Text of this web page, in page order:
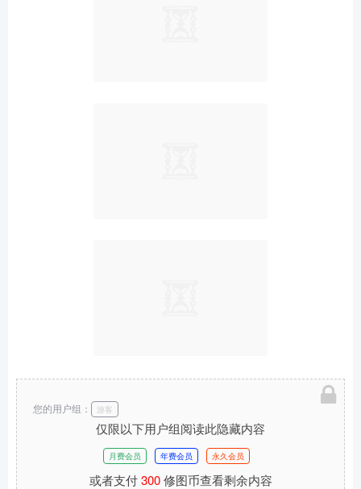
仅限以下用户组阅读此隐藏内容
月费会员 年费会员 永久会员
或者支付300修图币查看剩余内容
您的用户组： 游客